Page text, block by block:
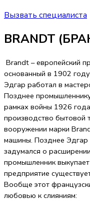
Вызвать специалиста
BRANDT
Brandt – европейский
основанный в 1902
Эдгар работал в
Позднее
рамках войны 1926
производство бытовой
вооружении марки
машины. Позднее Эдгар
задумался о
промышленник
предприятие
Вообще этот
любовью к слияниям: